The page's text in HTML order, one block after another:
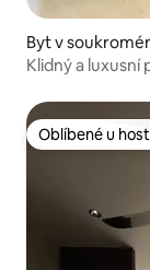
Byt v
Klidný a luxusní
Oblíbené u
Oblíbené u